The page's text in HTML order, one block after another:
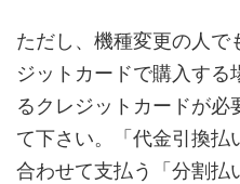
ただし、機種変更の人で
ジットカードで購入する
るクレジットカードが必
て下さい。「代金引換払
合わせて支払う「分割払